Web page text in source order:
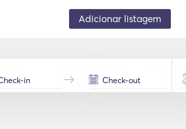
Adicionar listagem